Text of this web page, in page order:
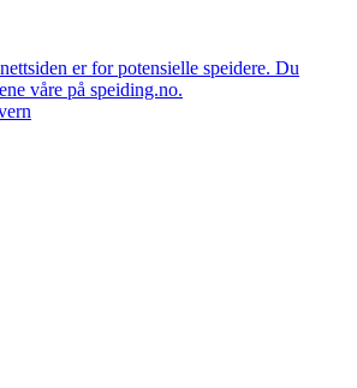
er for potensielle speidere. Du
våre på speiding.no.